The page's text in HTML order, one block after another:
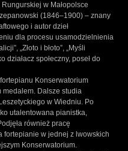
w Małopolsce
(1846–1900) – znany
i autor dzieł
dla procesu usamodzielnienia
„Złoto i błoto”, „Myśli
działacz społeczny, poseł do
Konserwatorium
medalem. Dalsze studia
w Wiedniu. Po
utalentowana pianistka,
również pracę
fortepianie w jednej z lwowskich
Konserwatorium.